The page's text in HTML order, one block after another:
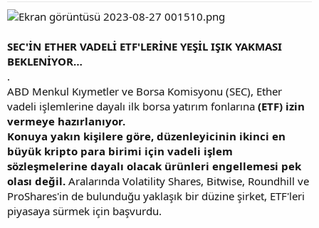
SEC'İN ETHER VADELİ ETF'LERİNE YEŞİL IŞIK YAKMASI
BEKLENİYOR…
.
ABD Menkul Kıymetler ve Borsa Komisyonu (SEC), Ether
vadeli işlemlerine dayalı ilk borsa yatırım fonlarına (ETF) izin
vermeye hazırlanıyor.
Konuya yakın kişilere göre, düzenleyicinin ikinci en
büyük kripto para birimi için vadeli işlem
sözleşmelerine dayalı olacak ürünleri engellemesi pek
olası değil. Aralarında Volatility Shares, Bitwise, Roundhill ve
ProShares'in de bulunduğu yaklaşık bir düzine şirket, ETF'leri
piyasaya sürmek için başvurdu.